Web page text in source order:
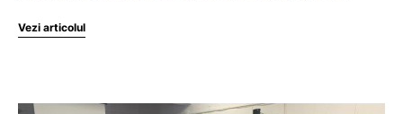
Vezi articolul